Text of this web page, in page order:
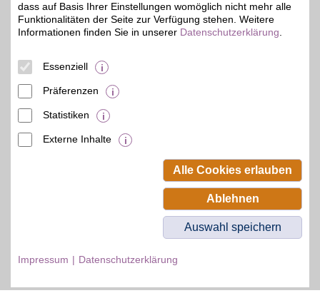
© BSW Verbraucher-Service
dass auf Basis Ihrer Einstellungen womöglich nicht mehr alle
Funktionalitäten der Seite zur Verfügung stehen. Weitere
Informationen finden Sie in unserer Datenschutzerklärung
Essenziell
Präferenzen
Statistiken
Externe Inhalte
Alle Cookies erlauben
Ablehnen
Auswahl speichern
Impressum Datenschutzerklärung